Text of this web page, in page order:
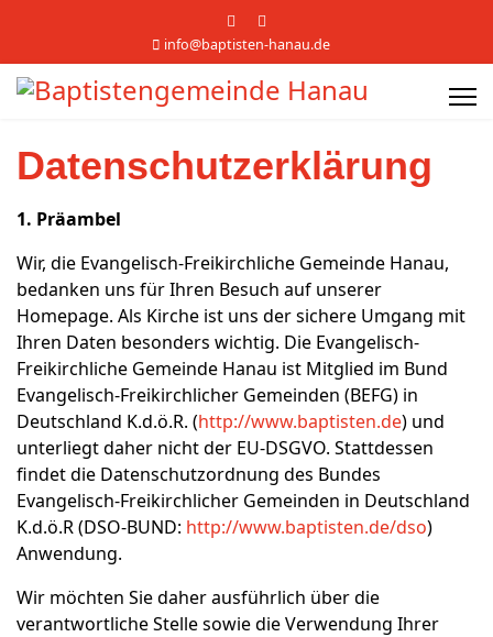
info@baptisten-hanau.de
Datenschutzerklärung
1. Präambel
Wir, die Evangelisch-Freikirchliche Gemeinde Hanau,
bedanken uns für Ihren Besuch auf unserer
Homepage. Als Kirche ist uns der sichere Umgang mit
Ihren Daten besonders wichtig. Die Evangelisch-
Freikirchliche Gemeinde Hanau ist Mitglied im Bund
Evangelisch-Freikirchlicher Gemeinden (BEFG) in
Deutschland K.d.ö.R. (http://www.baptisten.de) und
unterliegt daher nicht der EU-DSGVO. Stattdessen
findet die Datenschutzordnung des Bundes
Evangelisch-Freikirchlicher Gemeinden in Deutschland
K.d.ö.R (DSO-BUND: http://www.baptisten.de/dso)
Anwendung.
Wir möchten Sie daher ausführlich über die
verantwortliche Stelle sowie die Verwendung Ihrer